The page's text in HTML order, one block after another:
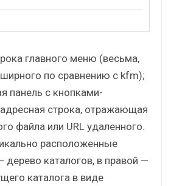
главного меню (весьма,
по сравнению с kfm);
панель с кнопками-
строка, отражающая
файла или URL удаленного.
расположенные
дерево каталогов, в правой —
каталога в виде